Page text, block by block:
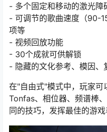
- 多个固定和移动的激光障
- 可调节的歌曲速度（90-
项等
- 视频回放功能
- 30个成就可供解锁
- 隐藏的文化参考、模因、
在"自由式"模式中，玩家可
Tonfas、相位器、频谱棒
同的技巧，发挥最佳的游戏